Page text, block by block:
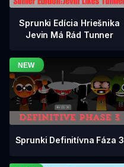
Sprunki Edícia Hriešnika
Jevin Má Rád Tunner
Sprunki Definitívna Fáza 3